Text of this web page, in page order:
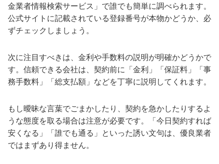
金業者情報検索サービス」で誰でも簡単に調べられます。
公式サイトに記載されている登録番号が本物かどうか、必
ずチェックしましょう。
次に注目すべきは、金利や手数料の説明が明確かどうかで
す。信頼できる会社は、契約前に「金利」「保証料」「事
務手数料」「総支払額」などを丁寧に説明してくれます。
もし曖昧な言葉でごまかしたり、契約を急かしたりするよ
うな態度を取る場合は注意が必要です。「今日契約すれば
安くなる」「誰でも通る」といった誘い文句は、優良業者
ではまずあり得ません。